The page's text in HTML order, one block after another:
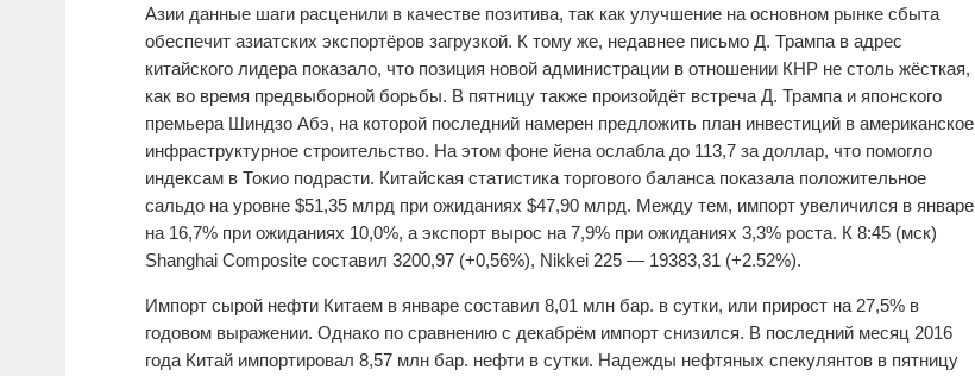
Азии данные шаги расценили в качестве позитива, так как улучшение на основном рынке сбыта
обеспечит азиатских экспортёров загрузкой. К тому же, недавнее письмо Д. Трампа в адрес
китайского лидера показало, что позиция новой администрации в отношении КНР не столь жёсткая,
как во время предвыборной борьбы. В пятницу также произойдёт встреча Д. Трампа и японского
премьера Шиндзо Абэ, на которой последний намерен предложить план инвестиций в американское
инфраструктурное строительство. На этом фоне йена ослабла до 113,7 за доллар, что помогло
индексам в Токио подрасти. Китайская статистика торгового баланса показала положительное
сальдо на уровне $51,35 млрд при ожиданиях $47,90 млрд. Между тем, импорт увеличился в январе
на 16,7% при ожиданиях 10,0%, а экспорт вырос на 7,9% при ожиданиях 3,3% роста. К 8:45 (мск)
Shanghai Composite составил 3200,97 (+0,56%), Nikkei 225 — 19383,31 (+2.52%).
Импорт сырой нефти Китаем в январе составил 8,01 млн бар. в сутки, или прирост на 27,5% в
годовом выражении. Однако по сравнению с декабрём импорт снизился. В последний месяц 2016
года Китай импортировал 8,57 млн бар. нефти в сутки. Надежды нефтяных спекулянтов в пятницу